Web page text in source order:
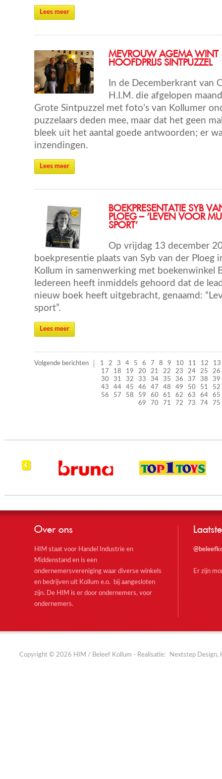
Lees meer
MEVROUW AGEMA WINT
HOOFDPRIJS SINTPUZZEL
In de Decemberkrant van
H.I.M. die afgelopen
Grote Sintpuzzel met foto’s van Kollumer
puzzelaars deden mee, maar dat het geen
bleek uit het aantal goede antwoorden; er
inzendingen.
Lees meer
BOEKPRESENTATIE SYB
PLOEG – ‘LEVEN VOOR
SPORT’
Op vrijdag 13 december
boekpresentie plaats van Syb van der Ploeg
Kollum in samenwerking met boekenwinkel
Iedereen heeft inmiddels gehoord dat de
nieuw boek heeft uitgebracht, genaamd:
sport”.
Lees meer
Volgende berichten 1 2 3 4 5 6 7 8 9 10 11 12
13
17
18 19 20 21 22 23 24 25
26
30
31 32 33 34 35 36 37 38
39
43
44 45 46 47 48 49 50 51
52
56
57 58 59 60 61 62 63 64
65
69
70 71 72 73 74 75
Over ons
HIM staat voor Handel Industrie en
Middenstand en is een
ondernemersvereniging waar diverse winkels
en bedrijven uit Kollum e.o. bij aangesloten
zijn. De HIM is er door ondernemers, voor
ondernemers.
Er zijn
Copyright © 2026 HIM / Beleef Kollum - Realisatie: Nextstep Design,